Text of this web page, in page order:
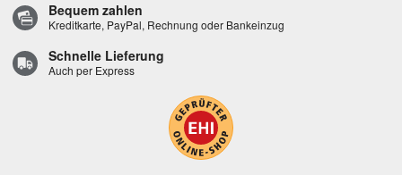
Bequem zahlen
Kreditkarte, PayPal, Rechnung oder Bankeinzug
Schnelle Lieferung
Auch per Express